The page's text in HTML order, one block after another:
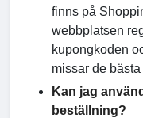
finns på
webbplatsen
kupongkoden
missar de
Kan jag
beställning?